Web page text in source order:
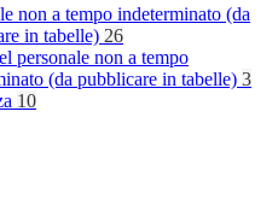
non a tempo indeterminato (da
in tabelle) 26
personale non a tempo
(da pubblicare in tabelle) 3
10